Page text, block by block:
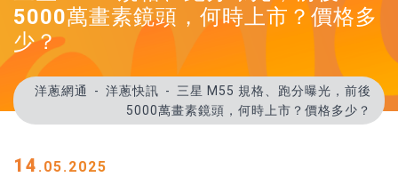
5000萬畫素鏡頭，何時上市？價格多
少？
洋蔥網通 洋蔥快訊
三星 M55 規格、跑分曝光，前後
5000萬畫素鏡頭，何時上市？價格多少？
14 .05.2025